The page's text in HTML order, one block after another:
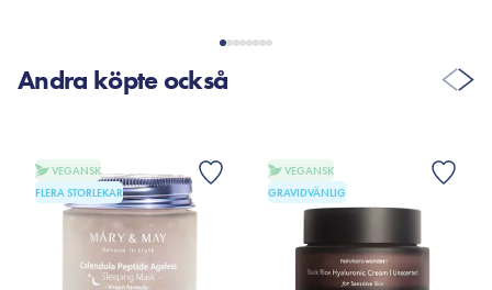
Andra köpte också
VEGANSK
FLERA STORLEKAR
VEGANSK
GRAVIDVÄNLIG